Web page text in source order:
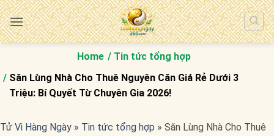
Bỏ
qua
nội
Home
Tin tức tổng hợp
Săn Lùng Nhà Cho Thuê Nguyên Căn Giá Rẻ Dưới 3
Triệu: Bí Quyết Từ Chuyên Gia 2026!
Tử Vi Hàng Ngày » Tin tức tổng hợp » Săn Lùng Nhà Cho Thuê